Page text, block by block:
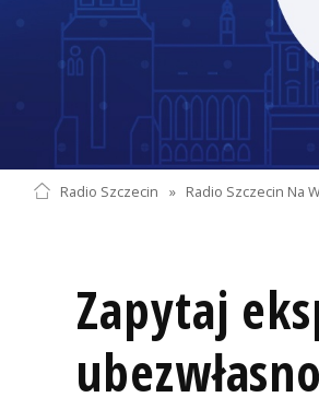
Radio Szczecin » Radio Szczecin Na
Zapytaj